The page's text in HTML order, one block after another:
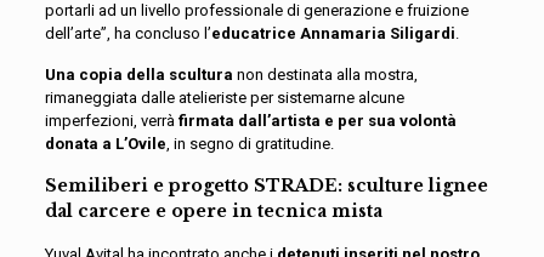
portarli ad un livello professionale di generazione e fruizione
dell’arte”, ha concluso l’educatrice Annamaria Siligardi.
Una copia della scultura non destinata alla mostra,
rimaneggiata dalle atelieriste per sistemarne alcune
imperfezioni, verrà firmata dall’artista e per sua volontà
donata a L’Ovile, in segno di gratitudine.
Semiliberi e progetto STRADE: sculture lignee
dal carcere e opere in tecnica mista